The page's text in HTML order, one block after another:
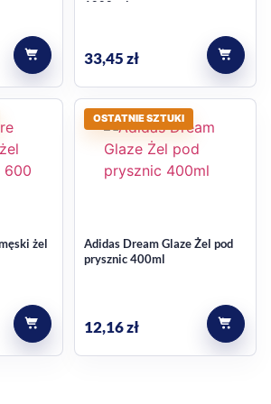
po sobie uczucie świeżości.
skóry i wygoda
jako delikatnie oczyszczająca oraz
skóry wrażliwej. W codziennym
komplikacji, a jednocześnie z
skóry.
z codziennym
1000 ml
33,45zł
żel
OSTATNIE SZTUKI
Adidas Dream Glaze Żel pod
prysznic 400ml
12,16zł